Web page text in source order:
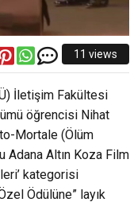
11 views
İletişim Fakültesi
öğrencisi Nihat
Mortale (Ölüm
Adana Altın Koza Film
kategorisi
Ödülüne” layık